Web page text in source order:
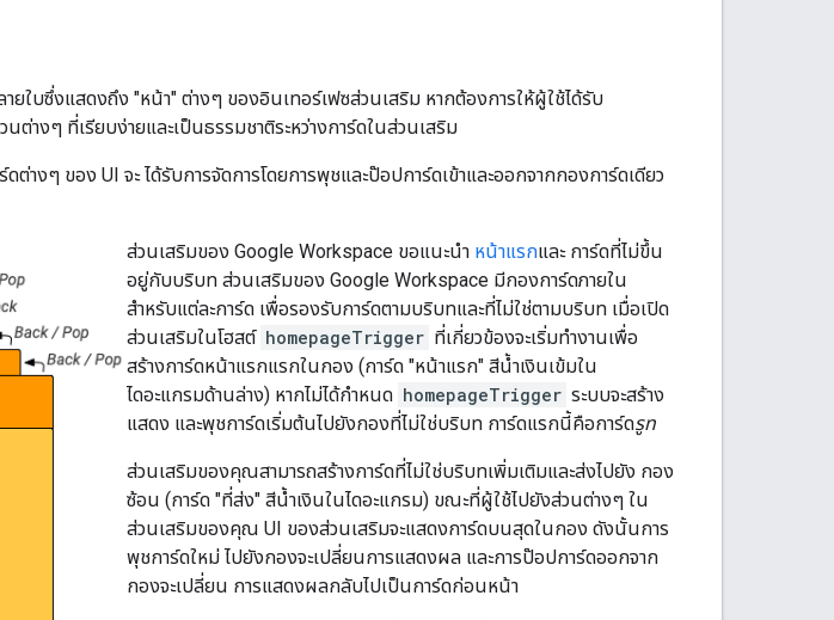
ายใบซึ่งแสดงถึง "หน้า" ต่างๆ ของอินเทอร์เฟซส่วนเสริม หากต้องการให้ผู้ใช้ได้รับ
างๆ ที่เรียบง่ายและเป็นธรรมชาติระหว่างการ์ดในส่วนเสริม
ดต่างๆ ของ UI จะ ได้รับการจัดการโดยการพุชและป๊อปการ์ดเข้าและออกจากกองการ์ดเดียว
ส่วนเสริมของ Google Workspace ขอแนะนำ หน้าแรกและ การ์ดที่ไม่ขึ้น
อยู่กับบริบท ส่วนเสริมของ Google Workspace มีกองการ์ดภายใน
สำหรับแต่ละการ์ด เพื่อรองรับการ์ดตามบริบทและที่ไม่ใช่ตามบริบท เมื่อเปิด
ส่วนเสริมในโฮสต์ homepageTrigger ที่เกี่ยวข้องจะเริ่มทำงานเพื่อ
สร้างการ์ดหน้าแรกแรกในกอง (การ์ด "หน้าแรก" สีน้ำเงินเข้มใน
ไดอะแกรมด้านล่าง) หากไม่ได้กำหนด homepageTrigger ระบบจะสร้าง
แสดง และพุชการ์ดเริ่มต้นไปยังกองที่ไม่ใช่บริบท การ์ดแรกนี้คือการ์ดรูท
ส่วนเสริมของคุณสามารถสร้างการ์ดที่ไม่ใช่บริบทเพิ่มเติมและส่งไปยัง กอง
ซ้อน (การ์ด "ที่ส่ง" สีน้ำเงินในไดอะแกรม) ขณะที่ผู้ใช้ไปยังส่วนต่างๆ ใน
ส่วนเสริมของคุณ UI ของส่วนเสริมจะแสดงการ์ดบนสุดในกอง ดังนั้นการ
พุชการ์ดใหม่ ไปยังกองจะเปลี่ยนการแสดงผล และการป๊อปการ์ดออกจาก
กองจะเปลี่ยน การแสดงผลกลับไปเป็นการ์ดก่อนหน้า